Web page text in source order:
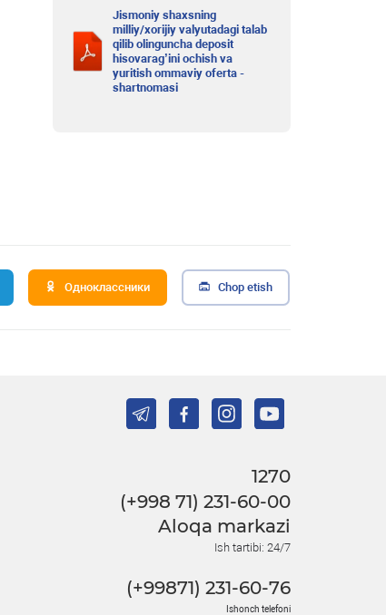
Jismoniy shaxsning
milliy/xorijiy valyutadagi talab
qilib olinguncha deposit
hisovarag’ini ochish va
yuritish ommaviy oferta -
shartnomasi
Одноклассники Chop etish
1270
(+998 71) 231-60-00
Aloqa markazi
Ish tartibi: 24/7
(+99871) 231-60-76
Ishonch telefoni